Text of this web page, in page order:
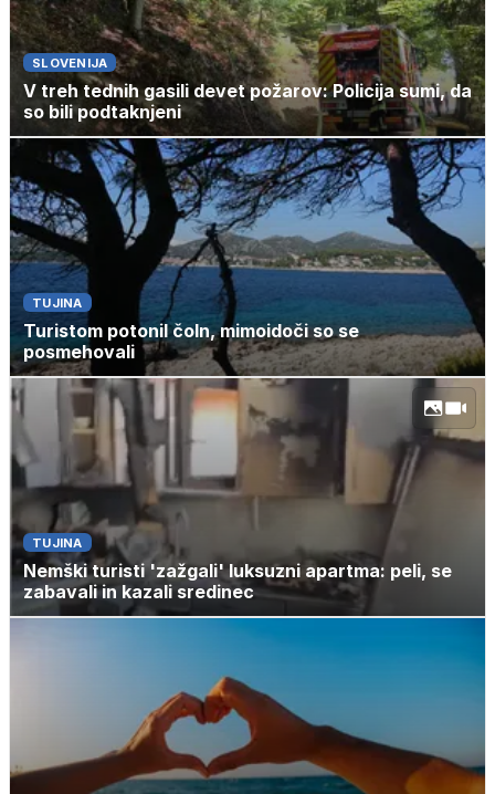
SLOVENIJA
V treh tednih gasili devet požarov: Policija sumi, da
so bili podtaknjeni
TUJINA
Turistom potonil čoln, mimoidoči so se
posmehovali
TUJINA
Nemški turisti 'zažgali' luksuzni apartma: peli, se
zabavali in kazali sredinec